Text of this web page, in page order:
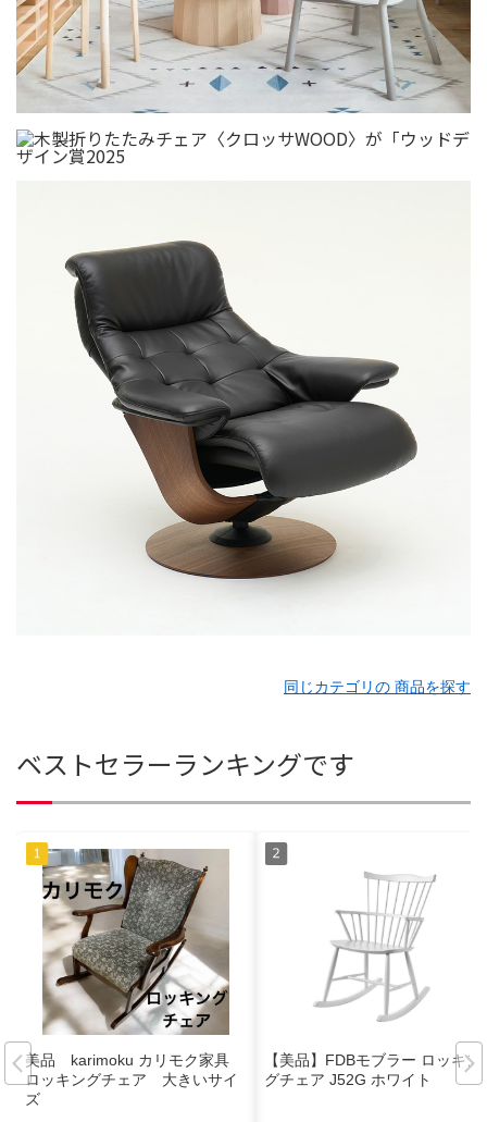
同じカテゴリの 商品を探す
ベストセラーランキングです
美品 karimoku カリモク家具
ロッキングチェア 大きいサイ
ズ
【美品】FDBモブラー ロッキン
グチェア J52G ホワイト